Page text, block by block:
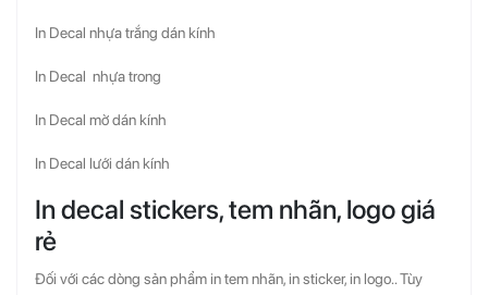
In Decal nhựa trắng dán kính
In Decal nhựa trong
In Decal mờ dán kính
In Decal lưới dán kính
In decal stickers, tem nhãn, logo giá
rẻ
Đối với các dòng sản phẩm in tem nhãn, in sticker, in logo.. Tùy